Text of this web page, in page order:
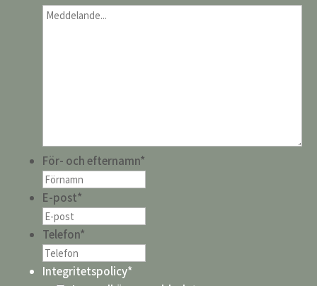
För- och efternamn*
E-post*
Telefon*
Integritetspolicy*